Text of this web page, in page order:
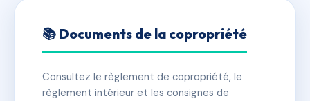
121/123 VAUBAN
✓ Immatriculée 🏠 52 lots 🏗 2 bâtiment(s)
📚 Documents de la copropriété
Consultez le règlement de copropriété, le
règlement intérieur et les consignes de